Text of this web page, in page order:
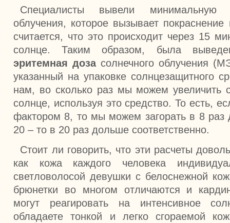
Специалисты вывели минимальную
облучения, которое вызывает
считается, что это происходит через 15
солнце. Таким образом, была
эритемная дозасолнечного облучения
указанный на упаковке солнцезащитного
нам, во сколько раз мы можем увеличить
солнце, используя это средство. То есть,
фактором 8, то мы можем загорать в 8 раз
20 – то в 20 раз дольше соответственно.
Стоит ли говорить, что эти расчеты
как кожа каждого человека
светловолосой девушки с белоснежной
брюнетки во многом отличаются и
могут реагировать на интенсивное
обладаете тонкой и легко сгораемой